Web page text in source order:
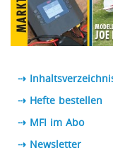
⇢
⇢ Hefte bestellen
⇢ MFI im Abo
⇢ Newsletter